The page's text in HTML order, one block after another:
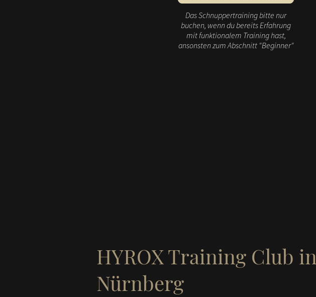
Das Schnuppertraining bitte nur
buchen, wenn du bereits Erfahrung
mit funktionalem Training hast,
ansonsten zum Abschnitt "Beginner"
HYROX Training Club in
Nürnberg